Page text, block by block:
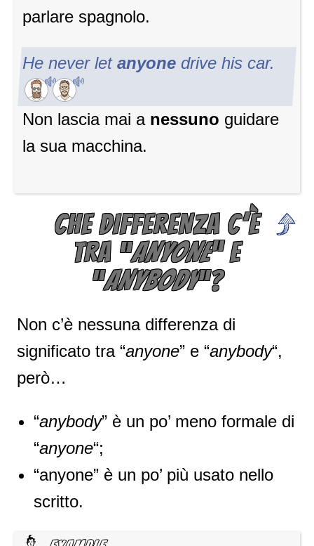
parlare spagnolo.
He never let anyone drive his car.
Non lascia mai a nessuno guidare
la sua macchina.
CHE DIFFERENZA C’È
TRA “ANYONE” E
“ANYBODY“?
Non c’è nessuna differenza di
significato tra “anyone” e “anybody“,
però…
“anybody” è un po’ meno formale di
“anyone“;
“anyone” è un po’ più usato nello
scritto.